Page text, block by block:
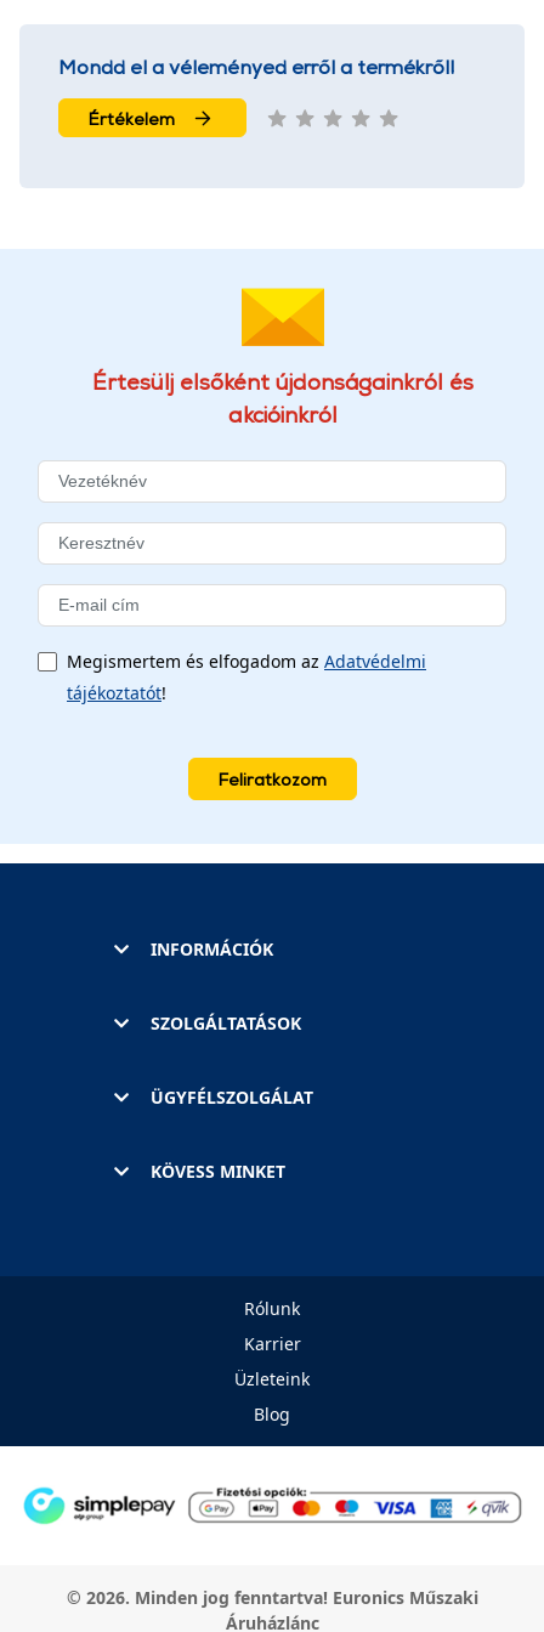
Mondd el a véleményed erről a termékről!
Értékelem
Értesülj elsőként újdonságainkról és
akcióinkról
Megismertem és elfogadom az Adatvédelmi
tájékoztatót!
Feliratkozom
INFORMÁCIÓK
SZOLGÁLTATÁSOK
ÜGYFÉLSZOLGÁLAT
KÖVESS MINKET
Rólunk
Karrier
Üzleteink
Blog
© 2026. Minden jog fenntartva! Euronics Műszaki
Áruházlánc